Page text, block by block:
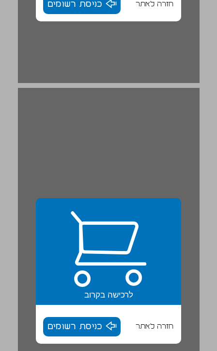
חזרה לאתר כניסת רשומים
حين يبدو ... 18
לרכישה בקרוב
חזרה לאתר כניסת רשומים